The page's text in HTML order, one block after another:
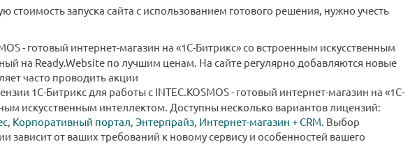
стоимость запуска сайта с использованием готового решения, нужно учесть
- готовый интернет-магазин на «1С-Битрикс» со встроенным искусственным
на Ready.Website по лучшим ценам. На сайте регулярно добавляются новые
часто проводить акции
1С-Битрикс для работы с INTEC.KOSMOS - готовый интернет-магазин на «1С-
искусственным интеллектом. Доступны несколько вариантов лицензий:
, Корпоративный портал, Энтерпрайз, Интернет-магазин + CRM. Выбор
зависит от ваших требований к новому сервису и особенностей вашего